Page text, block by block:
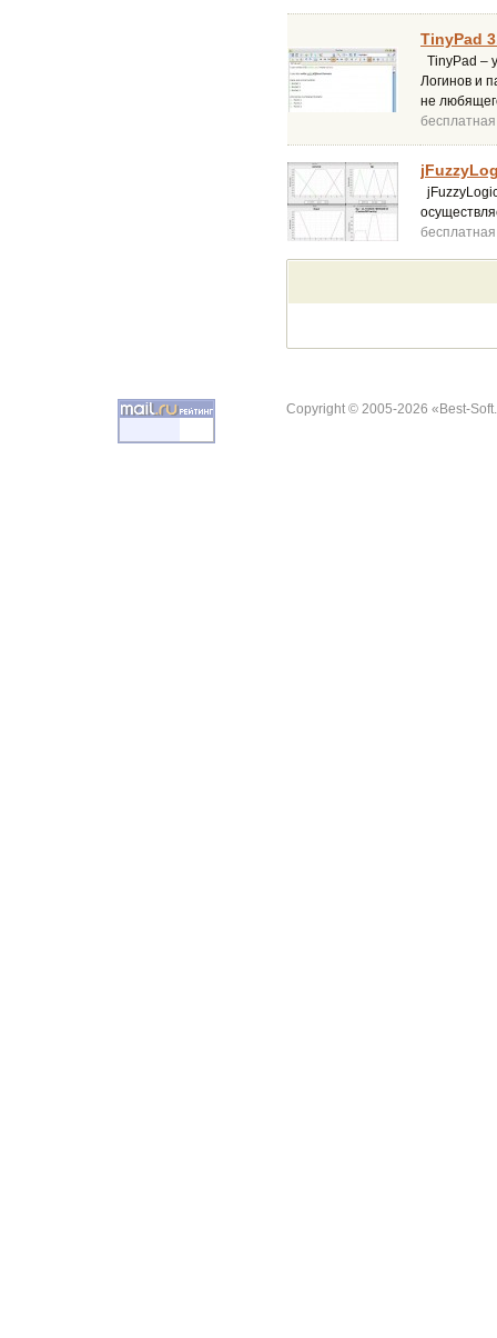
TinyPad
TinyPad –
Логинов и
не
бесплатная
бесплатная
Copyright © 2005-2026 «Best-